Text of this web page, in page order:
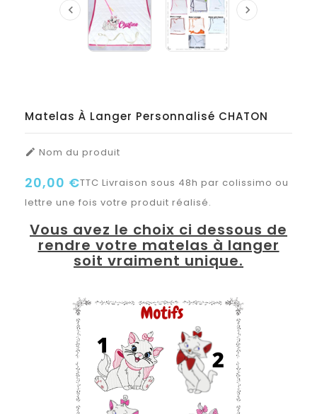
 
Matelas À Langer Personnalisé CHATON
 Nom du produit
20,00 €TTC Livraison sous 48h par colissimo ou
lettre une fois votre produit réalisé.
Vous avez le choix ci dessous de
rendre votre matelas à langer
soit vraiment unique.